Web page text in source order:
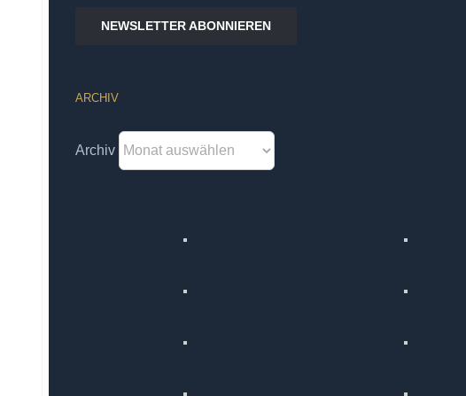
NEWSLETTER ABONNIEREN
ARCHIV
Archiv